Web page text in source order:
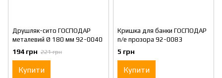
Друшляк-сито ГОСПОДАР
металевий Ø 180 мм 92-0040
194 грн 221 грн
Купити
Кришка для банки ГОСПОДАР
п/е прозора 92-0083
5 грн
Купити